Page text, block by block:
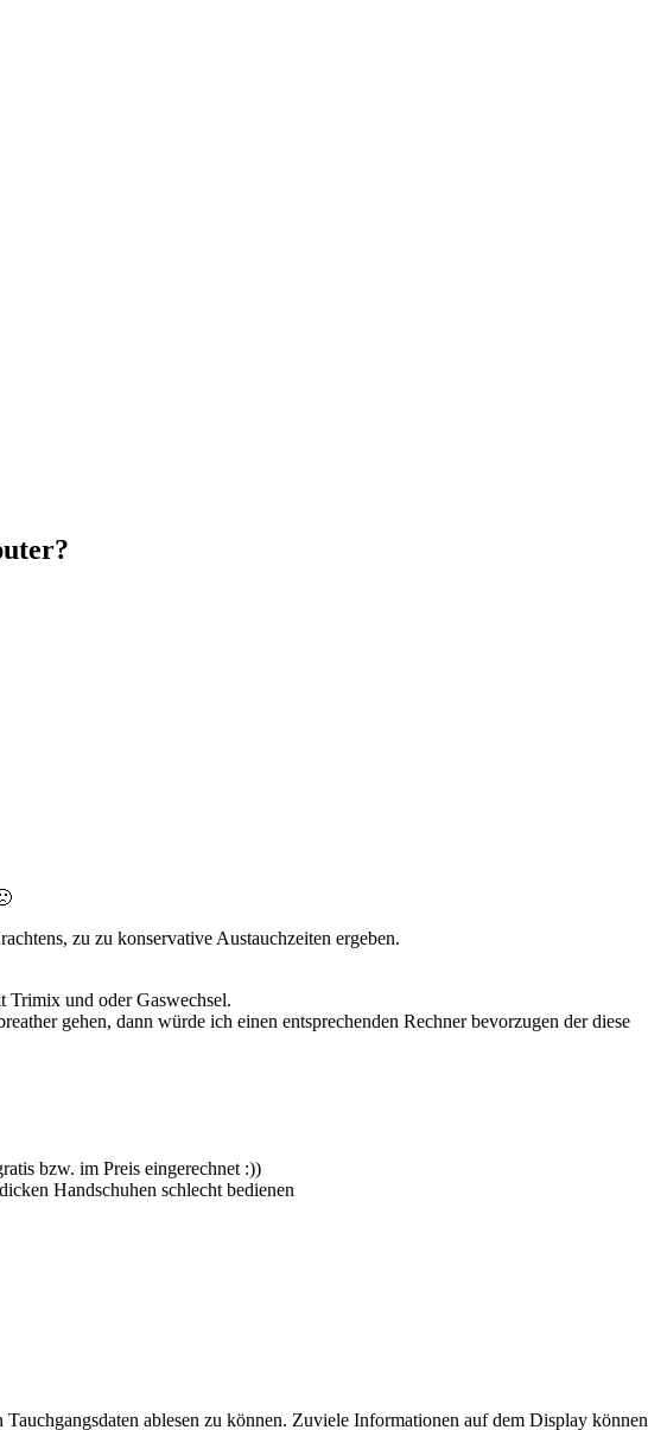
zu zu konservative Austauchzeiten ergeben.
Trimix und oder Gaswechsel.
gehen, dann würde ich einen entsprechenden Rechner bevorzugen der diese
bzw. im Preis eingerechnet :))
Handschuhen schlecht bedienen
ablesen zu können. Zuviele Informationen auf dem Display können